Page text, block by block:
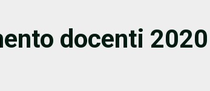
docenti 2020